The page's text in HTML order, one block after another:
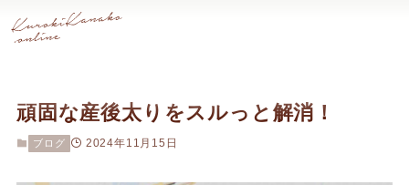
頑固な産後太りをスルっと解消！
ブログ 2024年11月15日